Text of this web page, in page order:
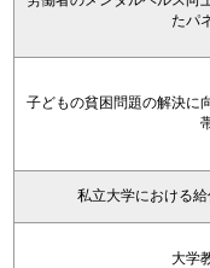
たパ
子どもの貧困問題の解決
私立大学における
大学